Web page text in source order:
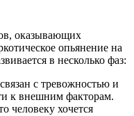
оказывающих
опьянение на
в несколько фаз:
с тревожностью и
к внешним факторам.
человеку хочется